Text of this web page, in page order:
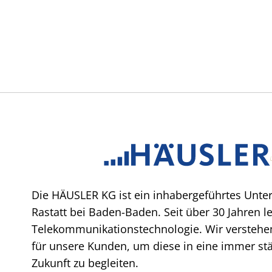
Die HÄUSLER KG ist ein inhabergeführtes
Rastatt bei Baden-Baden. Seit über 30 Jahren
Telekommunikationstechnologie. Wir
für unsere Kunden, um diese in eine immer
Zukunft zu begleiten.